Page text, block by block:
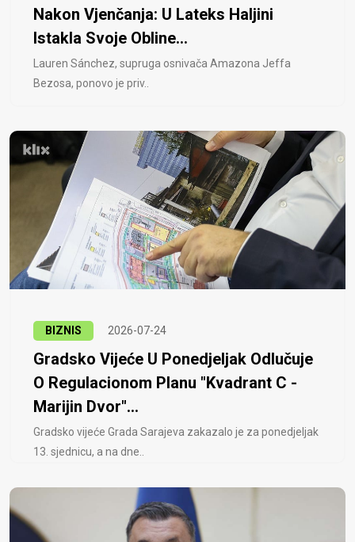
Nakon Vjenčanja: U Lateks Haljini
Istakla Svoje Obline...
Lauren Sánchez, supruga osnivača Amazona Jeffa
Bezosa, ponovo je priv..
BIZNIS 2026-07-24
Gradsko Vijeće U Ponedjeljak Odlučuje
O Regulacionom Planu "Kvadrant C -
Marijin Dvor"...
Gradsko vijeće Grada Sarajeva zakazalo je za ponedjeljak
13. sjednicu, a na dne..